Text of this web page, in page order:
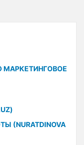
МАРКЕТИНГОВОЕ
(NURATDINOVA